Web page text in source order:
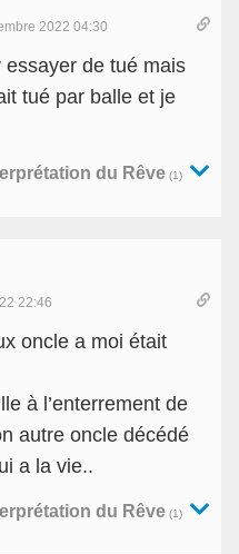
2022 04:30
de tué mais
tué par balle et je
du Rêve (1)
22:46
oncle a moi était
à l’enterrement de
autre oncle décédé
a la vie..
du Rêve (1)